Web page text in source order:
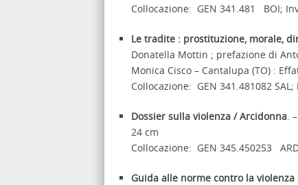
Collocazione: GEN 341.481 BOI;
Le tradite : prostituzione, morale,
Donatella Mottin ; prefazione di
Monica Cisco – Cantalupa (TO) :
Collocazione: GEN 341.481082
Dossier sulla violenza / Arcidonna .
24 cm
Collocazione: GEN 345.450253
Guida alle norme contro la violenza